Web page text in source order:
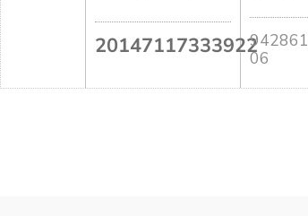
20147117333922942861
06